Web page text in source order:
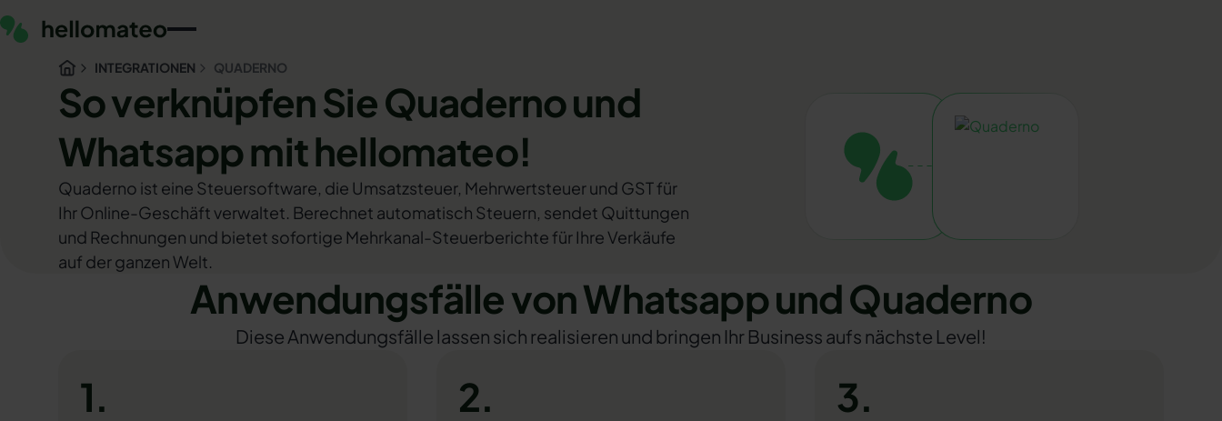
INTEGRATIONEN QUADERNO
So verknüpfen Sie Quaderno und
Whatsapp mit hellomateo!
Quaderno ist eine Steuersoftware, die Umsatzsteuer, Mehrwertsteuer und GST für
Ihr Online-Geschäft verwaltet. Berechnet automatisch Steuern, sendet Quittungen
und Rechnungen und bietet sofortige Mehrkanal-Steuerberichte für Ihre Verkäufe
auf der ganzen Welt.
Anwendungsfälle von Whatsapp und Quaderno
Diese Anwendungsfälle lassen sich realisieren und bringen Ihr Business aufs nächste Level!
1. 2. 3.